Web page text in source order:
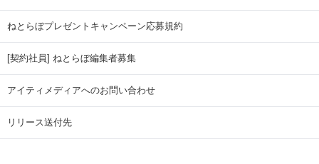
ねとらぼプレゼントキャンペーン応募規約
[契約社員] ねとらぼ編集者募集
アイティメディアへのお問い合わせ
リリース送付先